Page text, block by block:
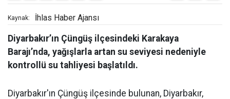
Kaynak: İhlas Haber Ajansı
Diyarbakır’ın Çüngüş ilçesindeki Karakaya
Barajı’nda, yağışlarla artan su seviyesi nedeniyle
kontrollü su tahliyesi başlatıldı.
Diyarbakır'ın Çüngüş ilçesinde bulunan, Diyarbakır,